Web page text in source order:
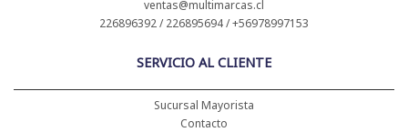
ventas@multimarcas.cl
226896392 / 226895694 / +56978997153
SERVICIO AL CLIENTE
Sucursal Mayorista
Contacto